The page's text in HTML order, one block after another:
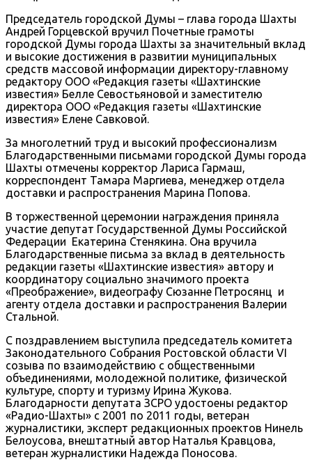
Председатель городской Думы – глава города Шахты
Андрей Горцевской вручил Почетные грамоты
городской Думы города Шахты за значительный вклад
и высокие достижения в развитии муниципальных
средств массовой информации директору-главному
редактору ООО «Редакция газеты «Шахтинские
известия» Белле Севостьяновой и заместителю
директора ООО «Редакция газеты «Шахтинские
известия» Елене Савковой.
За многолетний труд и высокий профессионализм
Благодарственными письмами городской Думы города
Шахты отмечены корректор Лариса Гармаш,
корреспондент Тамара Маргиева, менеджер отдела
доставки и распространения Марина Попова.
В торжественной церемонии награждения приняла
участие депутат Государственной Думы Российской
Федерации Екатерина Стенякина. Она вручила
Благодарственные письма за вклад в деятельность
редакции газеты «Шахтинские известия» автору и
координатору социально значимого проекта
«Преображение», видеографу Сюзанне Петросянц и
агенту отдела доставки и распространения Валерии
Стальной.
С поздравлением выступила председатель комитета
Законодательного Собрания Ростовской области VI
созыва по взаимодействию с общественными
объединениями, молодежной политике, физической
культуре, спорту и туризму Ирина Жукова.
Благодарности депутата ЗСРО удостоены редактор
«Радио-Шахты» с 2001 по 2011 годы, ветеран
журналистики, эксперт редакционных проектов Нинель
Белоусова, внештатный автор Наталья Кравцова,
ветеран журналистики Надежда Поносова.